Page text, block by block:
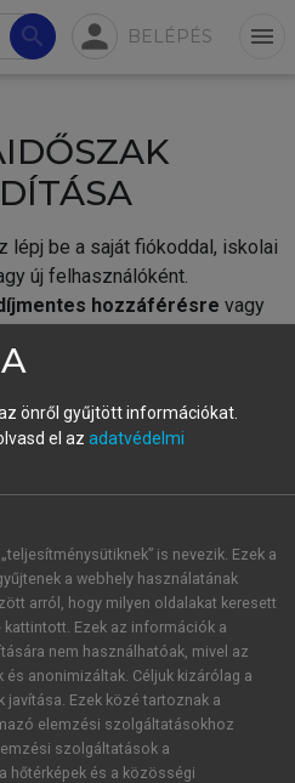
search person BELÉPÉS menu
lépj be a saját fiókoddal, iskolai
új felhasználóként.
hozzáférésre vagy
létre új fiókot.
automatikusan
önről gyűjtött információkat.
el az adatvédelmi
is nevezik. Ezek a
a webhely használatának
arról, hogy milyen oldalakat keresett
kattintott. Ezek az információk a
nem használhatóak, mivel az
anonimizáltak. Céljuk kizárólag a
Ezek közé tartoznak a
elemzési szolgáltatásokhoz
szolgáltatások a
hőtérképek és a közösségi